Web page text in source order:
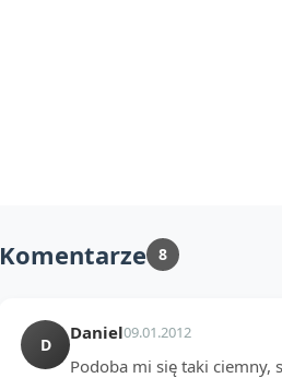
Komentarze 8
D
Daniel09.01.2012
Podoba mi się taki ciemny,